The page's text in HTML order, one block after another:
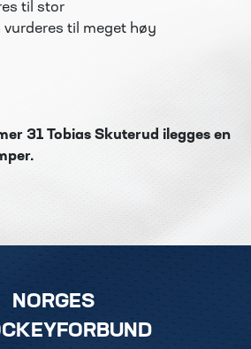
til stor
vurderes til meget høy
31 Tobias Skuterud ilegges en
NORGES